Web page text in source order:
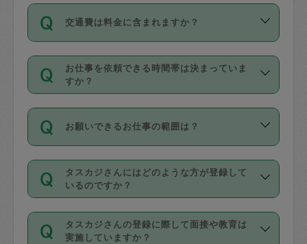
を行う際にご入力ください。プロフィー
ル登録時にはご入力いただかなくても大
丈夫です。
デビットカード・プリペイドカード（Vプ
リカ、au WALLETなど）は支払にはご利
銀行振込や現金払いも対応していませ
なお、タスカジさんの交通費も、依頼料
金のご請求と合わせてお支払いとなりま
動計算で表示されます。
依頼には「スポット」と「定期（毎週｜
隔週）」があり、「定期」の依頼は「ス
ポット」よりお得な料金でご利用できま
す。
定期の最低利用回数は設けていない代わ
りに、一定数を超えたキャンセルは有償
（例：毎週定期の場合は３回以上のキャ
ンセルが有償（1200円、隔週定期の場合
は２回以上のキャンセルが有償（1200
交通費は料金に含まれますか？
交通費は依頼料金とは別途発生し、依頼
料金のご請求と合わせてお支払いとなり
ます。交通費の金額は「依頼の詳細」に
お仕事を依頼できる時間帯は決まっていま
すか？
時間帯は3種類あります。いずれも１回あ
たり３時間です。
・ＡＭ ９時～１２時
・ＰＭ １３時～１６時
・夜 １８時～２１時
開始時間を２時間前後変更することが可
お願いできるお仕事の範囲は？
掃除、整理収納、洗濯、買い物、料理、
作り置きです。タスカジさんによってで
きる仕事の範囲が異なりますので、依頼
する前にタスカジさんのプロフィールで
確認してください。
タスカジさんにはどのような方が登録して
いるのですか？
主婦として長年の家事経験をお持ちの
方、栄養士・調理師といった資格者で保
タスカジさんの登録に際して面接や教育は
実施していますか？